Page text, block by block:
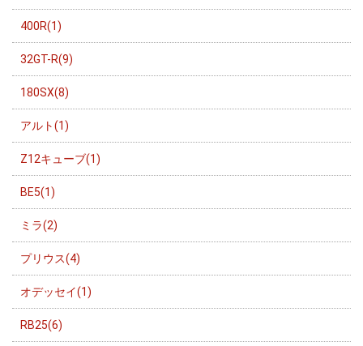
400R(1)
32GT-R(9)
180SX(8)
アルト(1)
Z12キューブ(1)
BE5(1)
ミラ(2)
プリウス(4)
オデッセイ(1)
RB25(6)